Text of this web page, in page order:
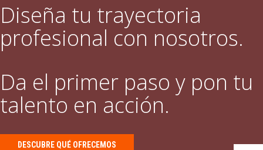
Diseña tu trayectoria
profesional con nosotros.
Da el primer paso y pon tu
talento en acción.
DESCUBRE QUÉ OFRECEMOS